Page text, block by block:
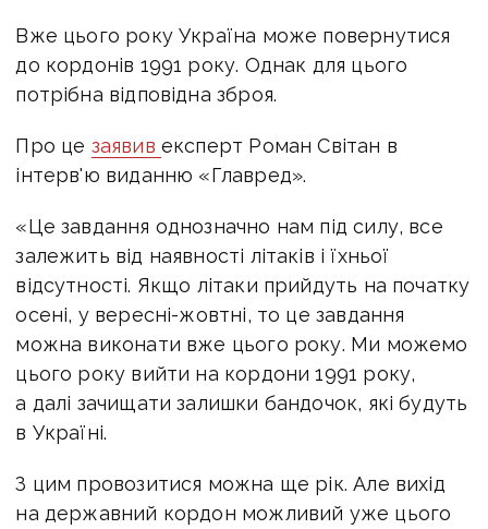
Вже цього року Україна може повернутися
до кордонів 1991 року. Однак для цього
потрібна відповідна зброя.
Про це заявив експерт Роман Світан в
інтерв'ю виданню «Главред».
«Це завдання однозначно нам під силу, все
залежить від наявності літаків і їхньої
відсутності. Якщо літаки прийдуть на початку
осені, у вересні-жовтні, то це завдання
можна виконати вже цього року. Ми можемо
цього року вийти на кордони 1991 року,
а далі зачищати залишки бандочок, які будуть
в Україні.
З цим провозитися можна ще рік. Але вихід
на державний кордон можливий уже цього